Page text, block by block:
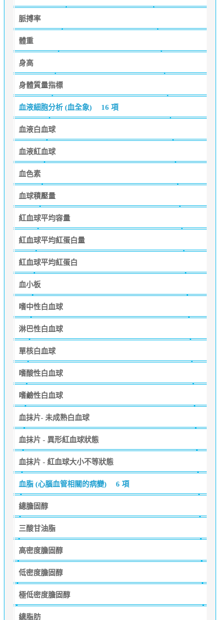
脈搏率
體重
身高
身體質量指標
血液細胞分析 (血全象) 16 項
血液白血球
血液紅血球
血色素
血球積壓量
紅血球平均容量
紅血球平均紅蛋白量
紅血球平均紅蛋白
血小板
嗜中性白血球
淋巴性白血球
單核白血球
嗜酸性白血球
嗜鹼性白血球
血抹片- 未成熟白血球
血抹片 - 異形紅血球狀態
血抹片 - 紅血球大小不等狀態
血脂 (心腦血管相關的病變) 6 項
總膽固醇
三酸甘油脂
高密度膽固醇
低密度膽固醇
極低密度膽固醇
總脂肪